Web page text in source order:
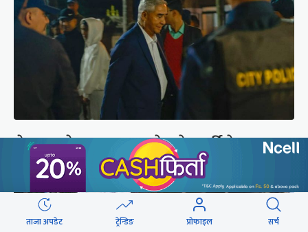
शेरबहादुर देउवा साउन २६ गते स्वदेश फर्किने
ताजा अपडेट ट्रेन्डिङ प्रोफाइल सर्च